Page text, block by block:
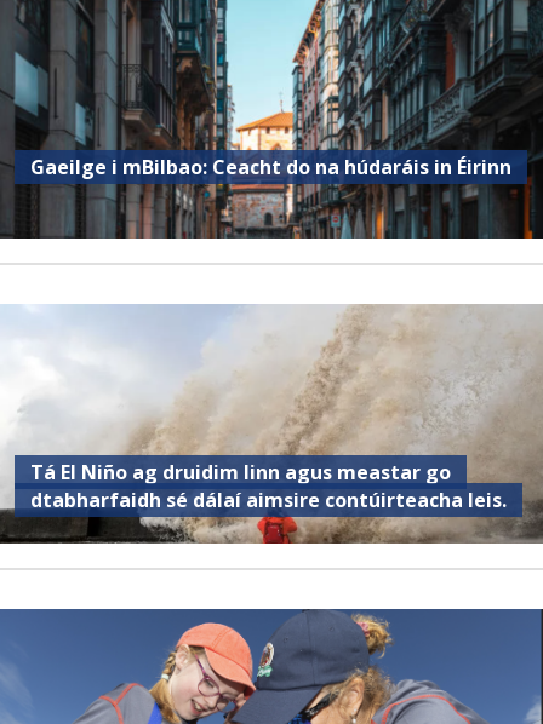
Gaeilge i mBilbao: Ceacht do na húdaráis in Éirinn
Tá El Niño ag druidim linn agus meastar go
dtabharfaidh sé dálaí aimsire contúirteacha leis.